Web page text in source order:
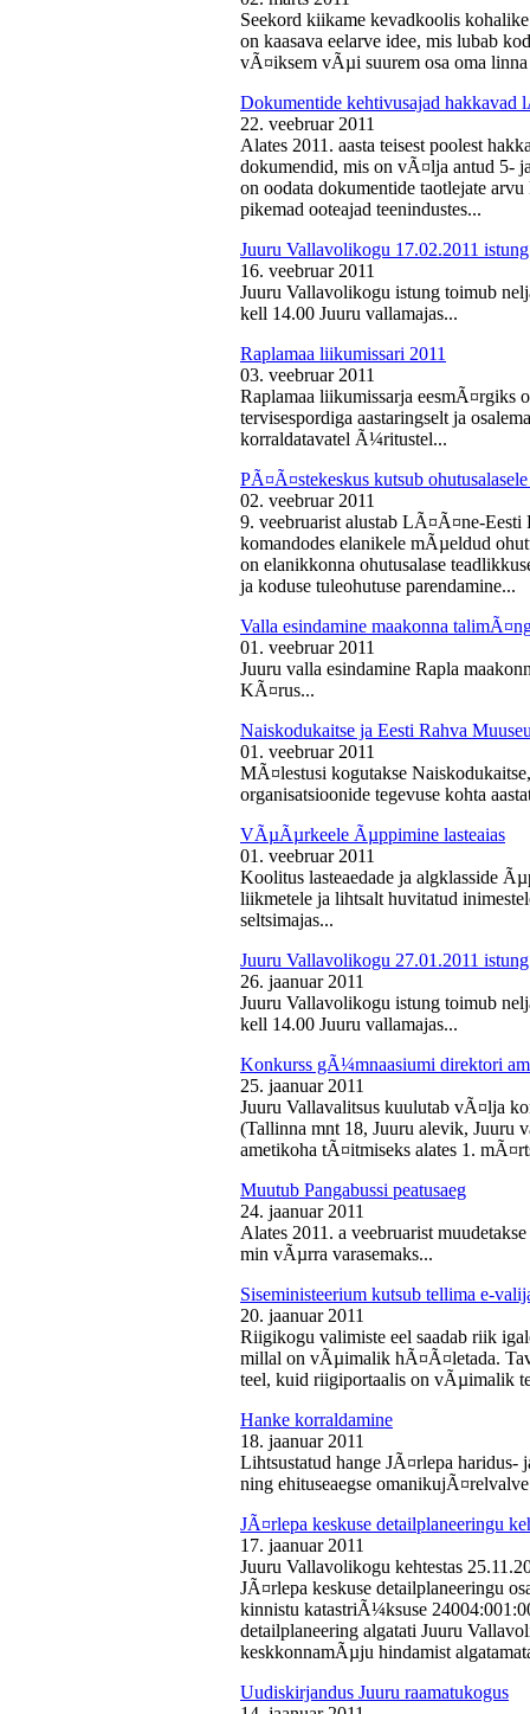
Seekord kiikame kevadkoolis
on kaasava eelarve idee, mis lubab
vÃ¤iksem vÃµi suurem osa oma
Dokumentide kehtivusajad hakkavad
22. veebruar 2011
Alates 2011. aasta teisest poolest
dokumendid, mis on vÃ¤lja antud 5-
on oodata dokumentide taotlejate
pikemad ooteajad teenindustes...
Juuru Vallavolikogu 17.02.2011 istung
16. veebruar 2011
Juuru Vallavolikogu istung toimub
kell 14.00 Juuru vallamajas...
Raplamaa liikumissari 2011
03. veebruar 2011
Raplamaa liikumissarja eesmÃ¤rgiks
tervisespordiga aastaringselt ja
korraldatavatel Ã¼ritustel...
PÃ¤Ã¤stekeskus kutsub
02. veebruar 2011
9. veebruarist alustab LÃ¤Ã¤ne-
komandodes elanikele mÃµeldud
on elanikkonna ohutusalase
ja koduse tuleohutuse parendamine...
Valla esindamine maakonna
01. veebruar 2011
Juuru valla esindamine Rapla
KÃ¤rus...
Naiskodukaitse ja Eesti Rahva
01. veebruar 2011
MÃ¤lestusi kogutakse
organisatsioonide tegevuse kohta
VÃµÃµrkeele Ãµppimine lasteaias
01. veebruar 2011
Koolitus lasteaedade ja algklasside
liikmetele ja lihtsalt huvitatud
seltsimajas...
Juuru Vallavolikogu 27.01.2011 istung
26. jaanuar 2011
Juuru Vallavolikogu istung toimub
kell 14.00 Juuru vallamajas...
Konkurss gÃ¼mnaasiumi direktori
25. jaanuar 2011
Juuru Vallavalitsus kuulutab vÃ¤lja
(Tallinna mnt 18, Juuru alevik, Juuru
ametikoha tÃ¤itmiseks alates 1.
Muutub Pangabussi peatusaeg
24. jaanuar 2011
Alates 2011. a veebruarist
min vÃµrra varasemaks...
Siseministeerium kutsub tellima e-
20. jaanuar 2011
Riigikogu valimiste eel saadab riik
millal on vÃµimalik hÃ¤Ã¤letada.
teel, kuid riigiportaalis on vÃµimalik
Hanke korraldamine
18. jaanuar 2011
Lihtsustatud hange JÃ¤rlepa
ning ehituseaegse
JÃ¤rlepa keskuse detailplaneeringu
17. jaanuar 2011
Juuru Vallavolikogu kehtestas
JÃ¤rlepa keskuse detailplaneeringu
kinnistu katastriÃ¼ksuse
detailplaneering algatati Juuru
keskkonnamÃµju hindamist
Uudiskirjandus Juuru raamatukogus